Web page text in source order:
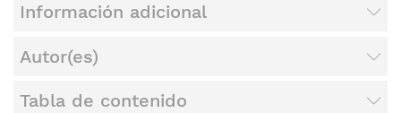
Información adicional
Autor(es)
Tabla de contenido